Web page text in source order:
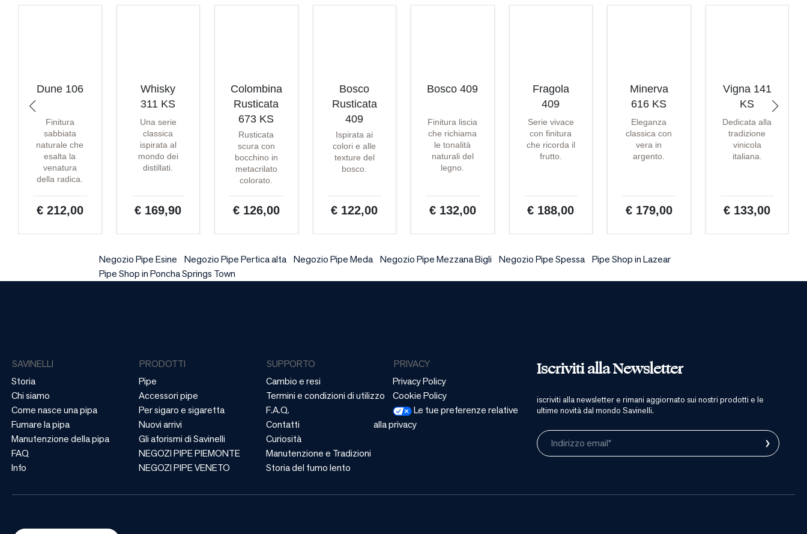
Dune 106
Finitura
sabbiata
naturale che
esalta la
venatura
della radica.
€ 212,00
Whisky
311 KS
Una serie
classica
ispirata al
mondo dei
distillati.
€ 169,90
Colombina
Rusticata
673 KS
Rusticata
scura con
bocchino in
metacrilato
colorato.
€ 126,00
Bosco
Rusticata
409
Ispirata ai
colori e alle
texture del
bosco.
€ 122,00
Bosco 409
Finitura liscia
che richiama
le tonalità
naturali del
legno.
€ 132,00
Fragola
409
Serie vivace
con finitura
che ricorda il
frutto.
€ 188,00
Minerva
616 KS
Eleganza
classica con
vera in
argento.
€ 179,00
Vigna 141
KS
Dedicata alla
tradizione
vinicola
italiana.
€ 133,00
Negozio Pipe Esine Negozio Pipe Pertica alta Negozio Pipe Meda Negozio Pipe Mezzana Bigli Negozio Pipe Spessa Pipe Shop in Lazear
Pipe Shop in Poncha Springs Town
Iscriviti alla Newsletter
iscriviti alla newsletter e rimani aggiornato sui nostri prodotti e le
ultime novità dal mondo Savinelli.
Indirizzo email* ›
SAVINELLI
Storia
Chi siamo
Come nasce una pipa
Fumare la pipa
Manutenzione della pipa
FAQ
Info
PRODOTTI
Pipe
Accessori pipe
Per sigaro e sigaretta
Nuovi arrivi
Gli aforismi di Savinelli
NEGOZI PIPE PIEMONTE
NEGOZI PIPE VENETO
SUPPORTO
Cambio e resi
Termini e condizioni di utilizzo
F.A.Q.
Contatti
Curiosità
Manutenzione e Tradizioni
Storia del fumo lento
PRIVACY
Privacy Policy
Cookie Policy
Le tue preferenze relative
alla privacy